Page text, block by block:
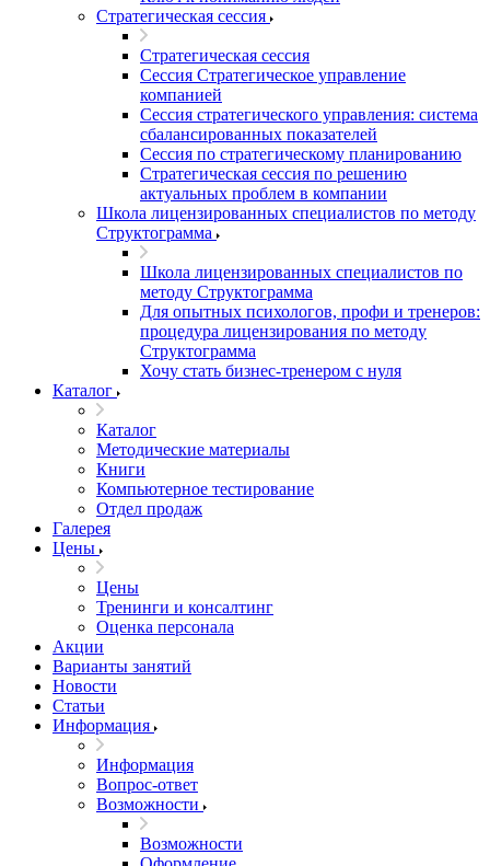
Стратегическая сессия
Стратегическая сессия
Сессия Стратегическое управление
компанией
Сессия стратегического управления: система
сбалансированных показателей
Сессия по стратегическому планированию
Стратегическая сессия по решению
актуальных проблем в компании
Школа лицензированных специалистов по методу
Структограмма
Школа лицензированных специалистов по
методу Структограмма
Для опытных психологов, профи и тренеров:
процедура лицензирования по методу
Структограмма
Хочу стать бизнес-тренером с нуля
Каталог
Каталог
Методические материалы
Книги
Компьютерное тестирование
Отдел продаж
Галерея
Цены
Цены
Тренинги и консалтинг
Оценка персонала
Акции
Варианты занятий
Новости
Статьи
Информация
Информация
Вопрос-ответ
Возможности
Возможности